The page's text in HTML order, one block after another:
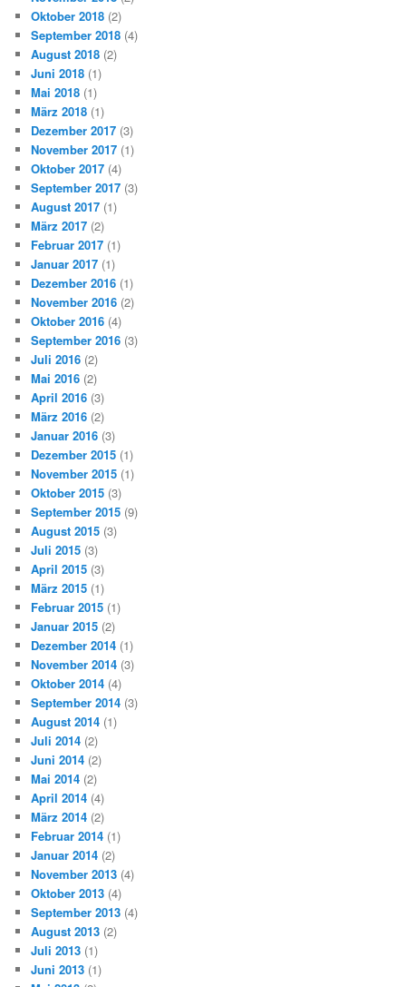
Oktober 2018 (2)
September 2018 (4)
August 2018 (2)
Juni 2018 (1)
Mai 2018 (1)
März 2018 (1)
Dezember 2017 (3)
November 2017 (1)
Oktober 2017 (4)
September 2017 (3)
August 2017 (1)
März 2017 (2)
Februar 2017 (1)
Januar 2017 (1)
Dezember 2016 (1)
November 2016 (2)
Oktober 2016 (4)
September 2016 (3)
Juli 2016 (2)
Mai 2016 (2)
April 2016 (3)
März 2016 (2)
Januar 2016 (3)
Dezember 2015 (1)
November 2015 (1)
Oktober 2015 (3)
September 2015 (9)
August 2015 (3)
Juli 2015 (3)
April 2015 (3)
März 2015 (1)
Februar 2015 (1)
Januar 2015 (2)
Dezember 2014 (1)
November 2014 (3)
Oktober 2014 (4)
September 2014 (3)
August 2014 (1)
Juli 2014 (2)
Juni 2014 (2)
Mai 2014 (2)
April 2014 (4)
März 2014 (2)
Februar 2014 (1)
Januar 2014 (2)
November 2013 (4)
Oktober 2013 (4)
September 2013 (4)
August 2013 (2)
Juli 2013 (1)
Juni 2013 (1)